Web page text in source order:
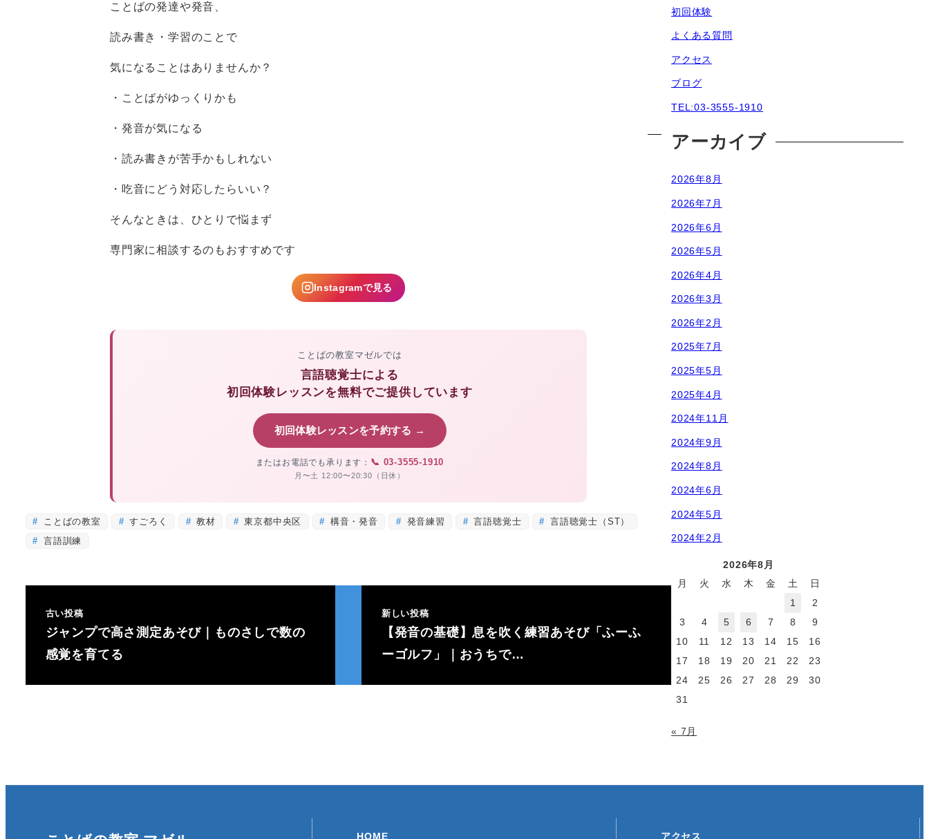
ことばの発達や発音、
読み書き・学習のことで
気になることはありませんか？
・ことばがゆっくりかも
・発音が気になる
・読み書きが苦手かもしれない
・吃音にどう対応したらいい？
そんなときは、ひとりで悩まず
専門家に相談するのもおすすめです
Instagramで見る
ことばの教室マゼルでは
言語聴覚士による
初回体験レッスンを無料でご提供しています
初回体験レッスンを予約する →
またはお電話でも承ります： 📞 03-3555-1910
月〜土 12:00〜20:30（日休）
ことばの教室 すごろく 教材 東京都中央区 構音・発音 発音練習 言語聴覚士
言語聴覚士（ST）
言語訓練
古い投稿
ジャンプで高さ測定あそび｜ものさしで数の
感覚を育てる
新しい投稿
【発音の基礎】息を吹く練習あそび「ふーふ
ーゴルフ」｜おうちで…
初回体験
よくある質問
アクセス
ブログ
TEL:03-3555-1910
アーカイブ
2026年8月
2026年7月
2026年6月
2026年5月
2026年4月
2026年3月
2026年2月
2025年7月
2025年5月
2025年4月
2024年11月
2024年9月
2024年8月
2024年6月
2024年5月
2024年2月
2026年8月
月
火 水 木 金 土
日
1
2
3
4 5 6 7 8
9
10
11 12 13 14 15
16
17
18 19 20 21 22
23
24
25 26 27 28 29
30
31
« 7月
HOME アクセス